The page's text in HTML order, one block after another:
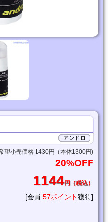
アンドロ
望小売価格 1430円（本体1300円)
20%OFF
1144円（税込）
[会員 57ポイント獲得]